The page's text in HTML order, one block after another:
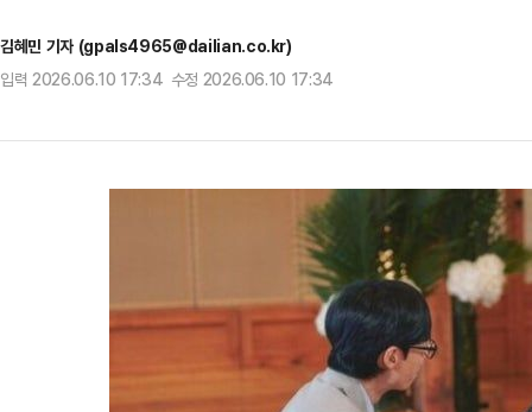
김혜민 기자 (gpals4965@dailian.co.kr)
입력 2026.06.10 17:34 수정 2026.06.10 17:34